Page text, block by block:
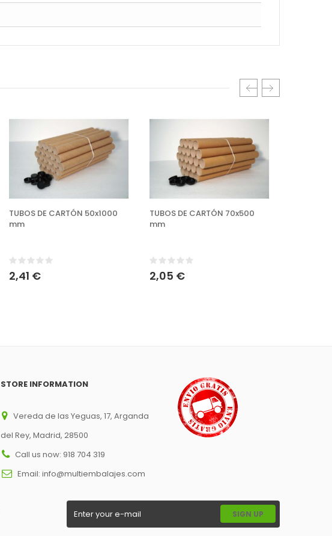
TUBOS DE CARTÓN 50x1000
mm
2,41 €
TUBOS DE CARTÓN 70x500
mm
2,05 €
STORE INFORMATION
Vereda de las Yeguas, 17, Arganda
del Rey, Madrid, 28500
Call us now: 918 704 319
Email: info@multiembalajes.com
SIGN UP